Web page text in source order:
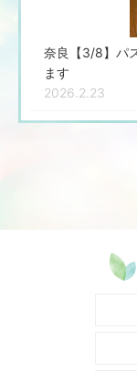
奈良【3/8】パ
ます
2026.2.23